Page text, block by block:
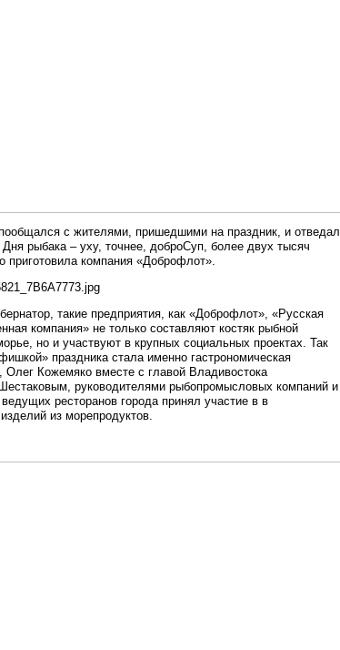
с жителями, пришедшими на праздник, и отведал
рыбака – уху, точнее, доброСуп, более двух тысяч
приготовила компания «Доброфлот».
такие предприятия, как «Доброфлот», «Русская
компания» не только составляют костяк рыбной
но и участвуют в крупных социальных проектах. Так
праздника стала именно гастрономическая
Кожемяко вместе с главой Владивостока
руководителями рыбопромысловых компаний и
ресторанов города принял участие в в
из морепродуктов.